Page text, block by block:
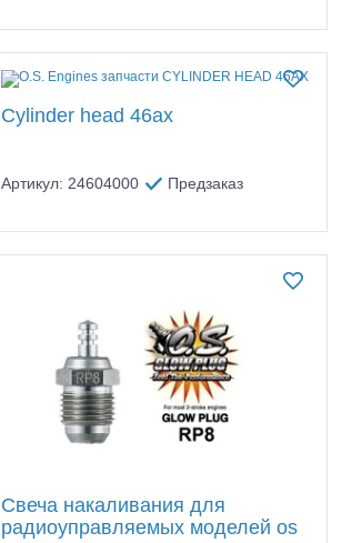
Cylinder head 46ax
Артикул: 24604000 Предзаказ
Свеча накаливания для
радиоуправляемых моделей os